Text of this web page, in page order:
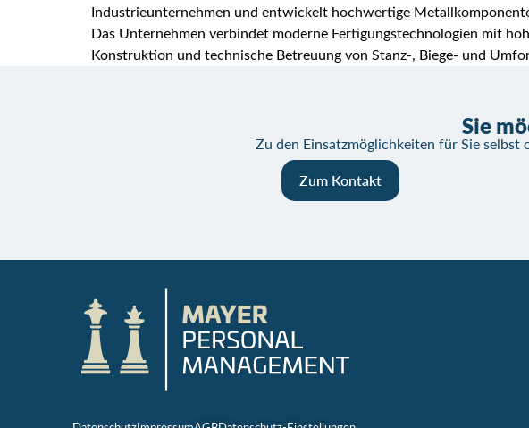
Industrieunternehmen und entwickelt hochwertige
Das Unternehmen verbindet moderne Fertigungstechnologien mit
Konstruktion und technische Betreuung von Stanz-, Biege- und
Sie
Zu den Einsatzmöglichkeiten für Sie selbst
Zum Kontakt